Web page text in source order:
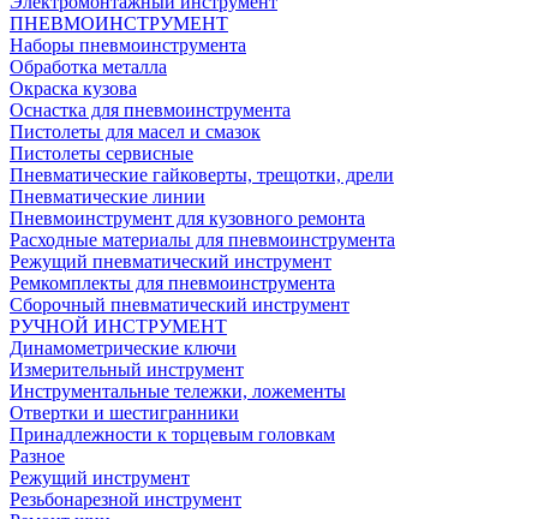
ПНЕВМОИНСТРУМЕНТ
Наборы пневмоинструмента
Обработка металла
Окраска кузова
Оснастка для пневмоинструмента
Пистолеты для масел и смазок
Пистолеты сервисные
Пневматические гайковерты, трещотки, дрели
Пневматические линии
Пневмоинструмент для кузовного ремонта
Расходные материалы для пневмоинструмента
Режущий пневматический инструмент
Ремкомплекты для пневмоинструмента
Сборочный пневматический инструмент
РУЧНОЙ ИНСТРУМЕНТ
Динамометрические ключи
Измерительный инструмент
Инструментальные тележки, ложементы
Отвертки и шестигранники
Принадлежности к торцевым головкам
Разное
Режущий инструмент
Резьбонарезной инструмент